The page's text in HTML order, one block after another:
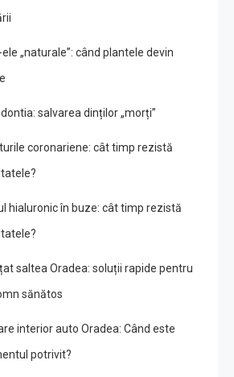
ele „naturale”: când plantele devin
salvarea dinților „morți”
coronariene: cât timp rezistă
hialuronic în buze: cât timp rezistă
saltea Oradea: soluții rapide pentru
sănătos
interior auto Oradea: Când este
potrivit?